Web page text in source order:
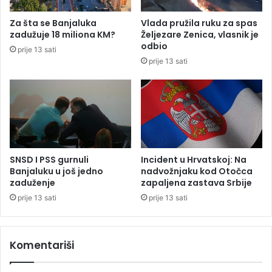
N
a
p
a
p
v
e
a
n
s
a
n
s
l
i
s
a
k
n
a
m
e
s
t
o
r
d
Za šta se Banjaluka
zadužuje 18 miliona KM?
prije 13 sati
Vlada pružila ruku za spas
Željezare Zenica, vlasnik je
odbio
prije 13 sati
SNSD I PSS gurnuli
Banjaluku u još jedno
zaduženje
prije 13 sati
Incident u Hrvatskoj: Na
nadvožnjaku kod Otočca
zapaljena zastava Srbije
prije 13 sati
Komentariši